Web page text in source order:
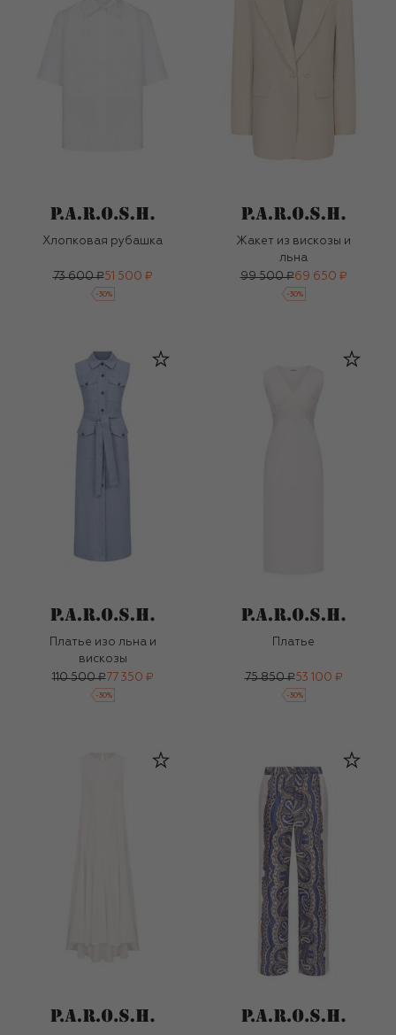
Хлопковая рубашка
73 600 ₽51 500 ₽
-30%
Жакет из вискозы и
льна
99 500 ₽69 650 ₽
-30%
Платье изо льна и
вискозы
110 500 ₽77 350 ₽
-30%
Платье
75 850 ₽53 100 ₽
-30%